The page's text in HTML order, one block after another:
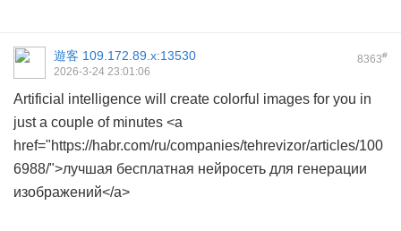
8363#
遊客 109.172.89.x:13530
2026-3-24 23:01:06
Artificial intelligence will create colorful images for you in
just a couple of minutes <a
href="https://habr.com/ru/companies/tehrevizor/articles/100
6988/">лучшая бесплатная нейросеть для генерации
изображений</a>